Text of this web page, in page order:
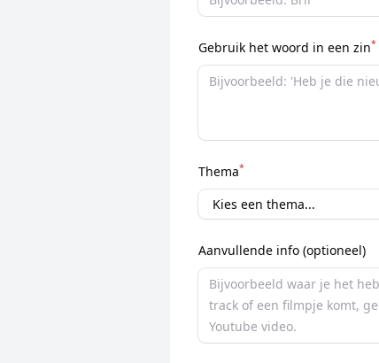
Gebruik het woord in een zin*
Thema*
Aanvullende info (optioneel)